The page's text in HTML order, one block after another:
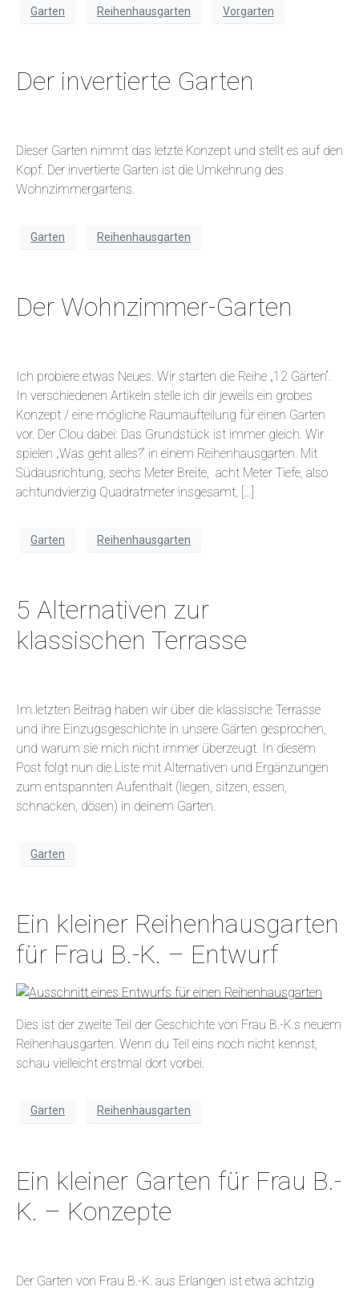
Garten Reihenhausgarten Vorgarten
Der invertierte Garten
Dieser Garten nimmt das letzte Konzept und stellt es auf den
Kopf. Der invertierte Garten ist die Umkehrung des
Wohnzimmergartens.
Garten Reihenhausgarten
Der Wohnzimmer-Garten
Ich probiere etwas Neues. Wir starten die Reihe „12 Gärten“.
In verschiedenen Artikeln stelle ich dir jeweils ein grobes
Konzept / eine mögliche Raumaufteilung für einen Garten
vor. Der Clou dabei: Das Grundstück ist immer gleich. Wir
spielen „Was geht alles?“ in einem Reihenhausgarten. Mit
Südausrichtung, sechs Meter Breite, acht Meter Tiefe, also
achtundvierzig Quadratmeter insgesamt, […]
Garten Reihenhausgarten
5 Alternativen zur
klassischen Terrasse
Im letzten Beitrag haben wir über die klassische Terrasse
und ihre Einzugsgeschichte in unsere Gärten gesprochen,
und warum sie mich nicht immer überzeugt. In diesem
Post folgt nun die Liste mit Alternativen und Ergänzungen
zum entspannten Aufenthalt (liegen, sitzen, essen,
schnacken, dösen) in deinem Garten.
Garten
Ein kleiner Reihenhausgarten
für Frau B.-K. – Entwurf
Dies ist der zweite Teil der Geschichte von Frau B.-K.s neuem
Reihenhausgarten. Wenn du Teil eins noch nicht kennst,
schau vielleicht erstmal dort vorbei.
Garten Reihenhausgarten
Ein kleiner Garten für Frau B.-
K. – Konzepte
Der Garten von Frau B.-K. aus Erlangen ist etwa achtzig